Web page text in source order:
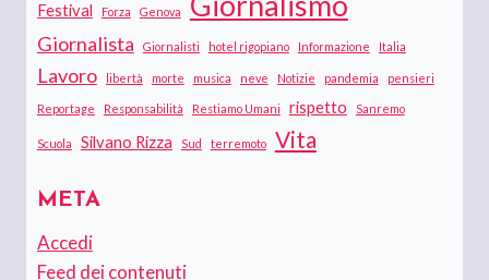
Festival Forza Genova
Giornalista Giornalisti hotel rigopiano Informazione Italia
Lavoro libertà morte musica neve Notizie pandemia pensieri
Reportage Responsabilità Restiamo Umani rispetto Sanremo
Scuola Silvano Rizza Sud terremoto Vita
META
Accedi
Feed dei contenuti